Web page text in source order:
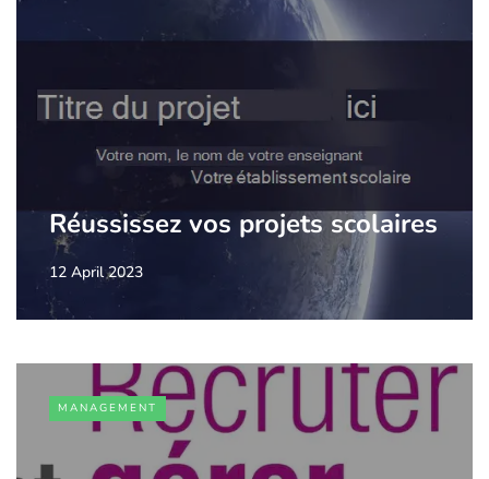
Réussissez vos projets scolaires
12 April 2023
MANAGEMENT